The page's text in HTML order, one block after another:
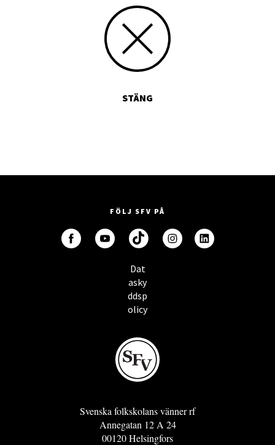
STÄNG
FÖLJ SFV PÅ
Dat
asky
ddsp
olicy
Svenska folkskolans vänner rf
Annegatan 12 A 24
00120 Helsingfors